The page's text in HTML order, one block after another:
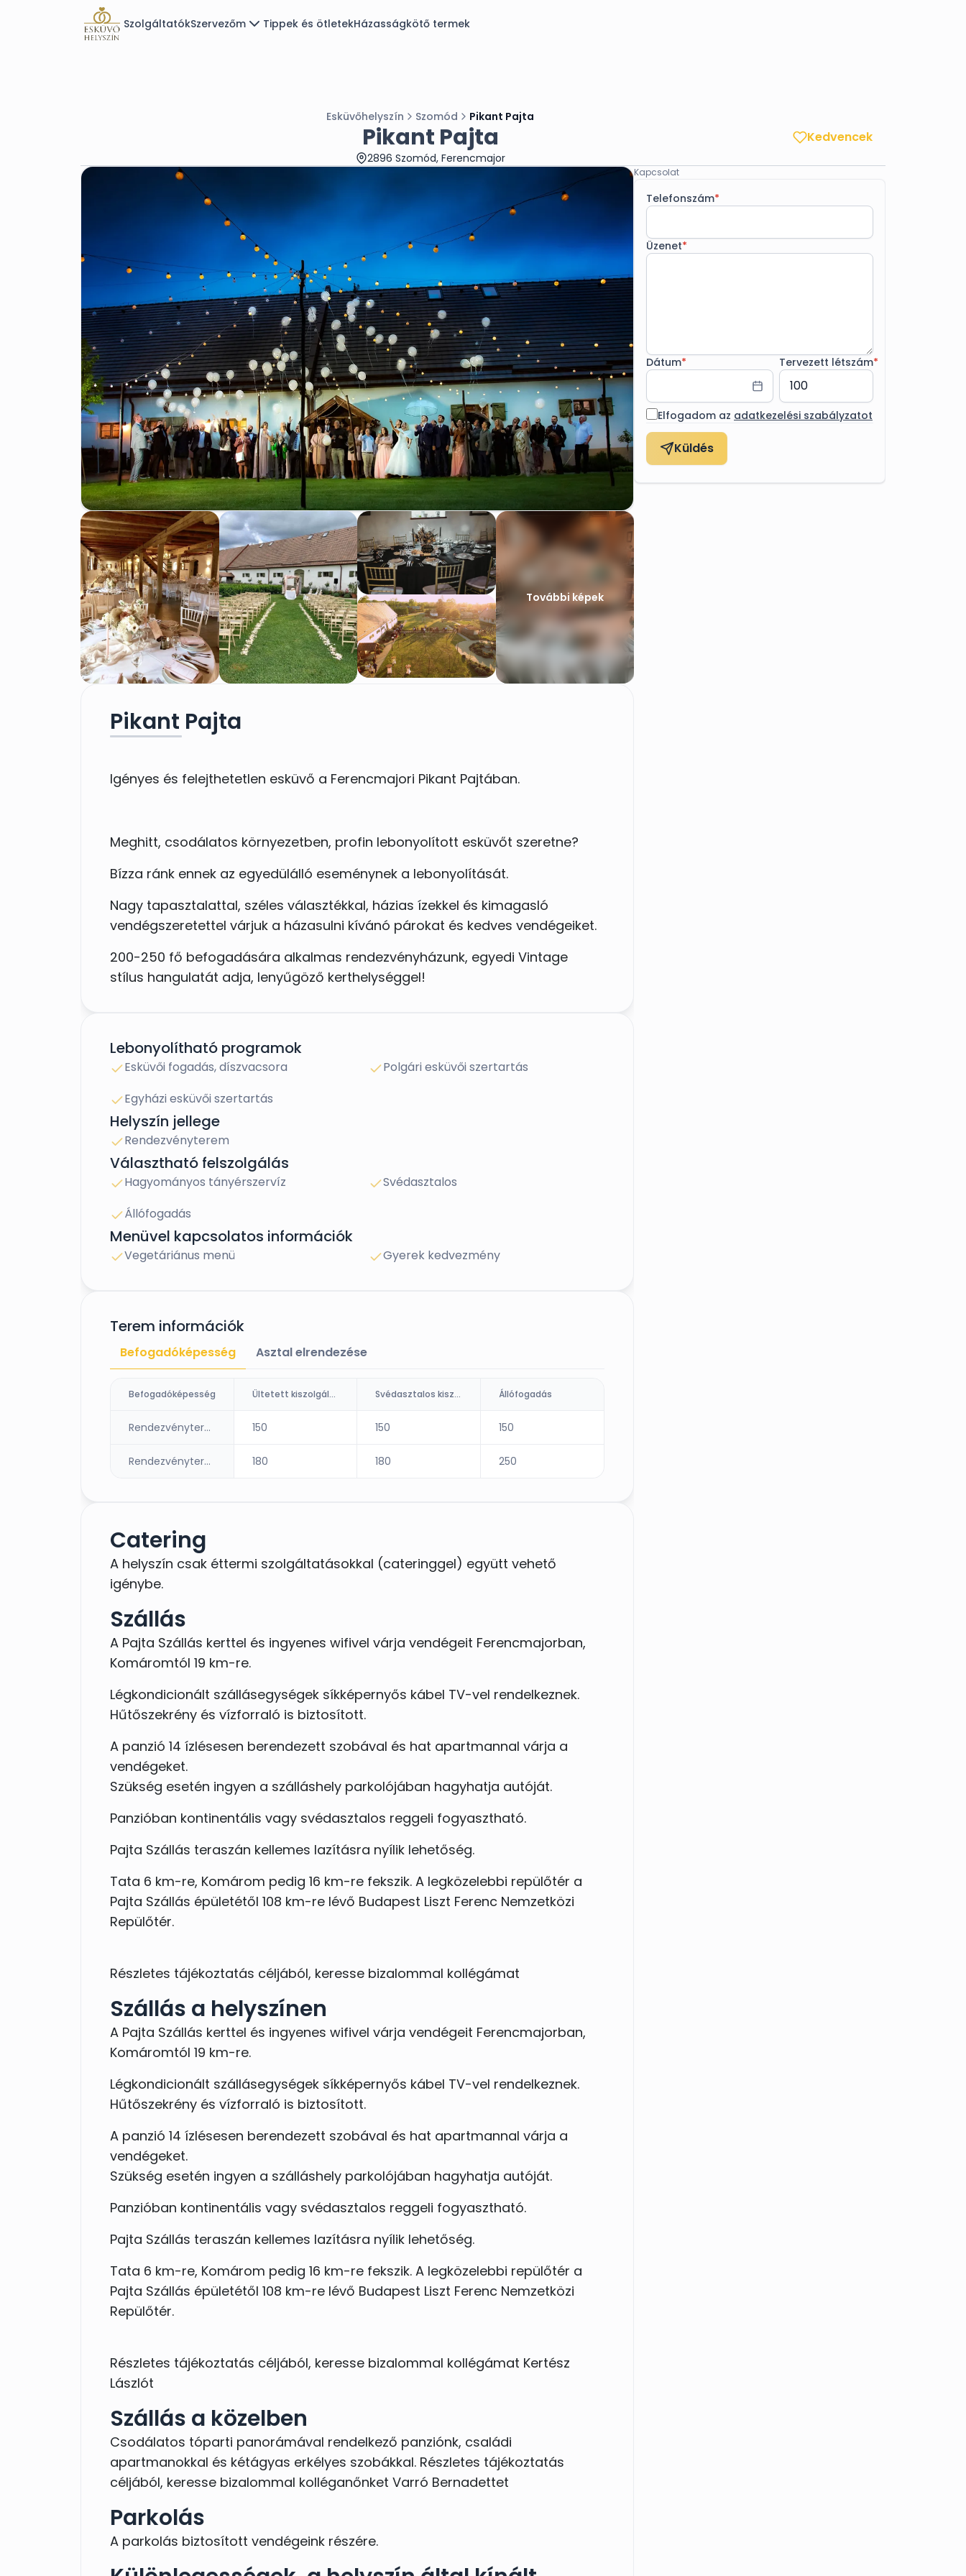
SzolgáltatókSzervezőm Tippek és ötletekHázasságkötő termek
Esküvőhelyszín Szomód Pikant Pajta
Pikant Pajta
2896 Szomód, Ferencmajor
Kedvencek
További képek
Pikant Pajta
Igényes és felejthetetlen esküvő a Ferencmajori Pikant Pajtában.
Meghitt, csodálatos környezetben, profin lebonyolított esküvőt szeretne?
Bízza ránk ennek az egyedülálló eseménynek a lebonyolítását.
Nagy tapasztalattal, széles választékkal, házias ízekkel és kimagasló
vendégszeretettel várjuk a házasulni kívánó párokat és kedves vendégeiket.
200-250 fő befogadására alkalmas rendezvényházunk, egyedi Vintage
stílus hangulatát adja, lenyűgöző kerthelységgel!
Amennyiben elnyertük tetszését, várjuk szíves érdeklődését!
Lebonyolítható programok
Esküvői fogadás, díszvacsora
Polgári esküvői szertartás
Egyházi esküvői szertartás
Helyszín jellege
Rendezvényterem
Választható felszolgálás
Hagyományos tányérszervíz
Svédasztalos
Állófogadás
Menüvel kapcsolatos információk
Vegetáriánus menü Gyerek kedvezmény
Terem információk
Befogadóképesség Asztal elrendezése
Befogadóképesség Ültetett kiszolgálás (fő) Svédasztalos kiszolgálás Állófogadás
Rendezvényterem- emelet 150 150 150
Rendezvényterem-alsó szint 180 180 250
Catering
A helyszín csak éttermi szolgáltatásokkal (cateringgel) együtt vehető
igénybe.
Szállás
A Pajta Szállás kerttel és ingyenes wifivel várja vendégeit Ferencmajorban,
Komáromtól 19 km-re.
Légkondicionált szállásegységek síkképernyős kábel TV-vel rendelkeznek.
Hűtőszekrény és vízforraló is biztosított.
A panzió 14 ízlésesen berendezett szobával és hat apartmannal várja a
vendégeket.
Szükség esetén ingyen a szálláshely parkolójában hagyhatja autóját.
Panzióban kontinentális vagy svédasztalos reggeli fogyasztható.
Pajta Szállás teraszán kellemes lazításra nyílik lehetőség.
Tata 6 km-re, Komárom pedig 16 km-re fekszik. A legközelebbi repülőtér a
Pajta Szállás épületétől 108 km-re lévő Budapest Liszt Ferenc Nemzetközi
Repülőtér.
Részletes tájékoztatás céljából, keresse bizalommal kollégámat
Szállás a helyszínen
A Pajta Szállás kerttel és ingyenes wifivel várja vendégeit Ferencmajorban,
Komáromtól 19 km-re.
Légkondicionált szállásegységek síkképernyős kábel TV-vel rendelkeznek.
Hűtőszekrény és vízforraló is biztosított.
A panzió 14 ízlésesen berendezett szobával és hat apartmannal várja a
vendégeket.
Szükség esetén ingyen a szálláshely parkolójában hagyhatja autóját.
Panzióban kontinentális vagy svédasztalos reggeli fogyasztható.
Pajta Szállás teraszán kellemes lazításra nyílik lehetőség.
Tata 6 km-re, Komárom pedig 16 km-re fekszik. A legközelebbi repülőtér a
Pajta Szállás épületétől 108 km-re lévő Budapest Liszt Ferenc Nemzetközi
Repülőtér.
Részletes tájékoztatás céljából, keresse bizalommal kollégámat Kertész
Lászlót
Szállás a közelben
Csodálatos tóparti panorámával rendelkező panziónk, családi
apartmanokkal és kétágyas erkélyes szobákkal. Részletes tájékoztatás
céljából, keresse bizalommal kolléganőnket Varró Bernadettet
Parkolás
A parkolás biztosított vendégeink részére.
Kapcsolat
Telefonszám*
Üzenet*
Dátum* Tervezett létszám*
Elfogadom az adatkezelési szabályzatot
Küldés